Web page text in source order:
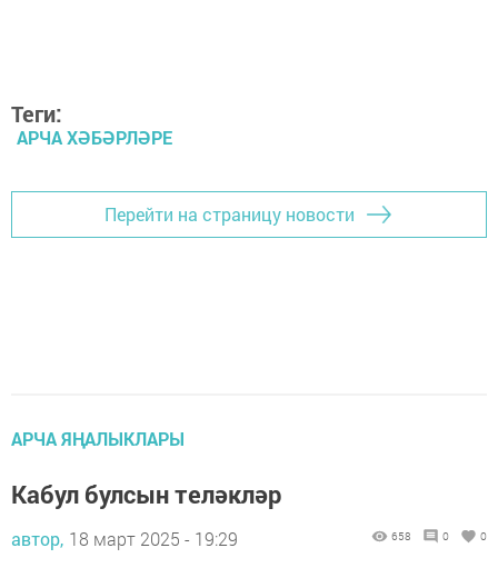
Теги:
АРЧА ХӘБӘРЛӘРЕ
Перейти на страницу новости
АРЧА ЯҢАЛЫКЛАРЫ
Кабул булсын теләкләр
автор, 18 март 2025 - 19:29 658 0 0